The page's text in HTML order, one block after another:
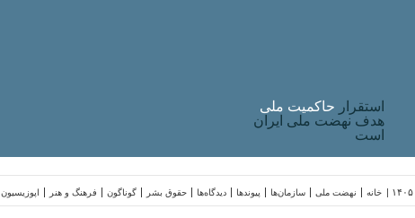
استقرار حاکميت ملی
هدف نهضت ملی ایران
است
اپوزیسیون فرهنگ و هنر گوناگون حقوق بشر دیدگاه‌ها پیوندها سازمان‌ها نهضت ملی خانه